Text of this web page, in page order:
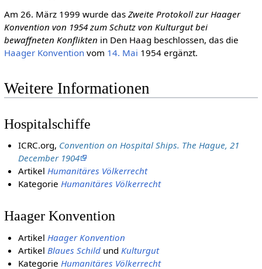
Am 26. März 1999 wurde das Zweite Protokoll zur Haager
Konvention von 1954 zum Schutz von Kulturgut bei
bewaffneten Konflikten in Den Haag beschlossen, das die
Haager Konventionvom 14. Mai 1954 ergänzt.
Weitere Informationen
Hospitalschiffe
ICRC.org, Convention on Hospital Ships. The Hague, 21
December 1904
ArtikelHumanitäres Völkerrecht
KategorieHumanitäres Völkerrecht
Haager Konvention
Artikel Haager Konvention
Artikel Blaues Schild und Kulturgut
Kategorie Humanitäres Völkerrecht